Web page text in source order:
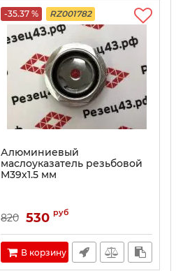
-35.37 % RZ001782
Алюминиевый
маслоуказатель резьбовой
M39х1.5 мм
820 530 руб
В корзину